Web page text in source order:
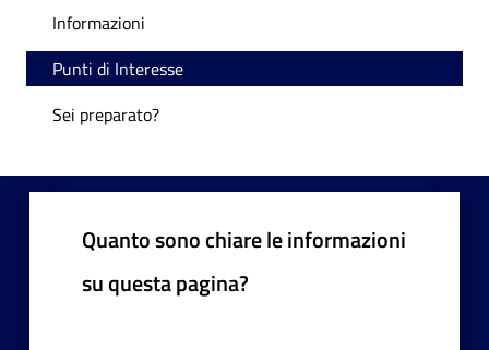
Informazioni
Punti di Interesse
Sei preparato?
Quanto sono chiare le informazioni
su questa pagina?